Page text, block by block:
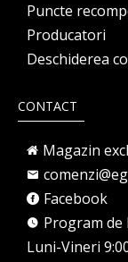
Puncte
Producatori
Deschiderea
CONTACT
Magazin
Facebook
Program de
Luni-Vineri